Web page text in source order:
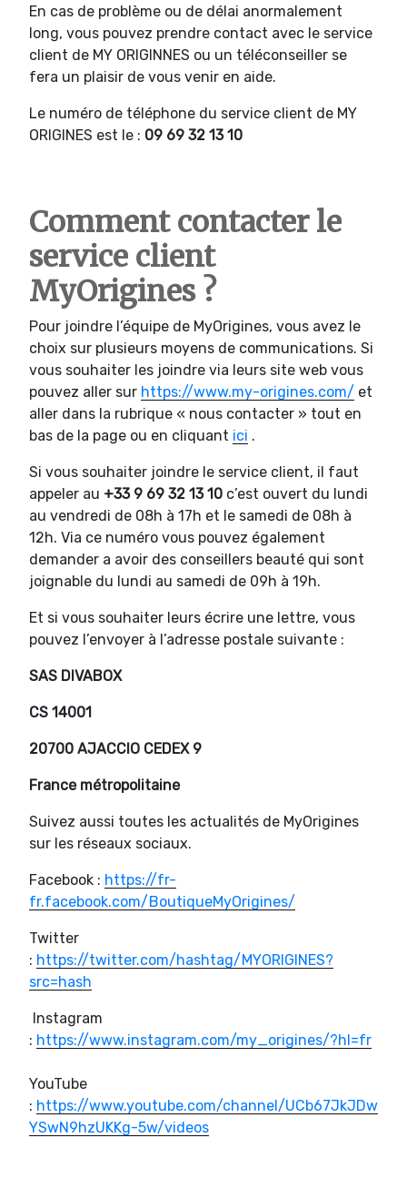
En cas de problème ou de délai anormalement
long, vous pouvez prendre contact avec le service
client de MY ORIGINNES ou un téléconseiller se
fera un plaisir de vous venir en aide.
Le numéro de téléphone du service client de MY
ORIGINES est le : 09 69 32 13 10
Comment contacter le
service client
MyOrigines ?
Pour joindre l’équipe de MyOrigines, vous avez le
choix sur plusieurs moyens de communications. Si
vous souhaiter les joindre via leurs site web vous
pouvez aller sur https://www.my-origines.com/ et
aller dans la rubrique « nous contacter » tout en
bas de la page ou en cliquant ici .
Si vous souhaiter joindre le service client, il faut
appeler au +33 9 69 32 13 10 c’est ouvert du lundi
au vendredi de 08h à 17h et le samedi de 08h à
12h. Via ce numéro vous pouvez également
demander a avoir des conseillers beauté qui sont
joignable du lundi au samedi de 09h à 19h.
Et si vous souhaiter leurs écrire une lettre, vous
pouvez l’envoyer à l’adresse postale suivante :
SAS DIVABOX
CS 14001
20700 AJACCIO CEDEX 9
France métropolitaine
Suivez aussi toutes les actualités de MyOrigines
sur les réseaux sociaux.
Facebook : https://fr-
fr.facebook.com/BoutiqueMyOrigines/
Twitter
: https://twitter.com/hashtag/MYORIGINES?
src=hash
Instagram
: https://www.instagram.com/my_origines/?hl=fr
YouTube
: https://www.youtube.com/channel/UCb67JkJDw
YSwN9hzUKKg-5w/videos